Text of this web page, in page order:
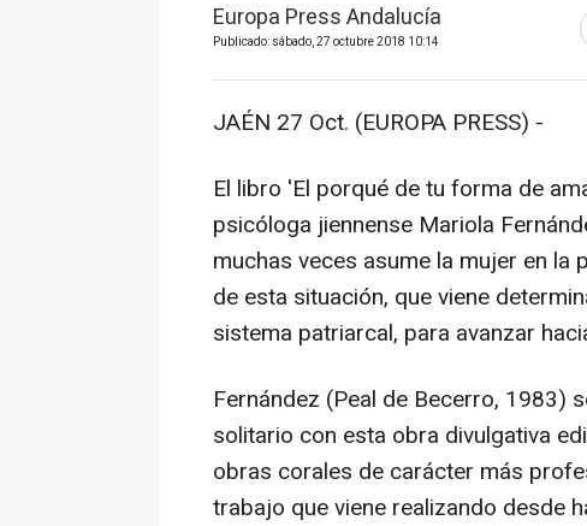
Europa Press Andalucía
Publicado: sábado, 27 octubre 2018 10:14
JAÉN 27 Oct. (EUROPA PRESS) -
El libro 'El porqué de tu forma de
psicóloga jiennense Mariola
muchas veces asume la mujer en
de esta situación, que viene
sistema patriarcal, para avanzar
Fernández (Peal de Becerro, 1983)
solitario con esta obra divulgativa
obras corales de carácter más
trabajo que viene realizando desde